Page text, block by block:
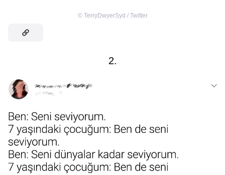
© TerryDwyerSyd / Twitter
2.